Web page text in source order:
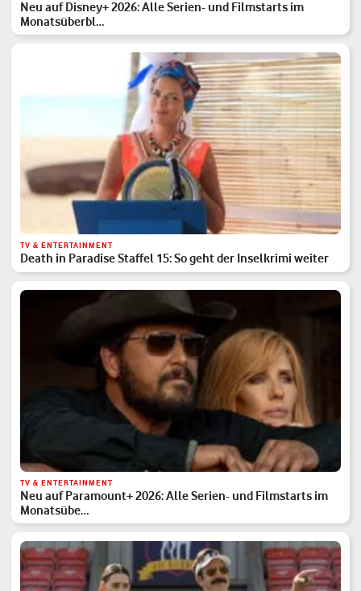
Neu auf Disney+ 2026: Alle Serien- und Filmstarts im
Monatsüberbl…
TV & ENTERTAINMENT
Death in Paradise Staffel 15: So geht der Inselkrimi weiter
TV & ENTERTAINMENT
Neu auf Paramount+ 2026: Alle Serien- und Filmstarts im
Monatsübe…